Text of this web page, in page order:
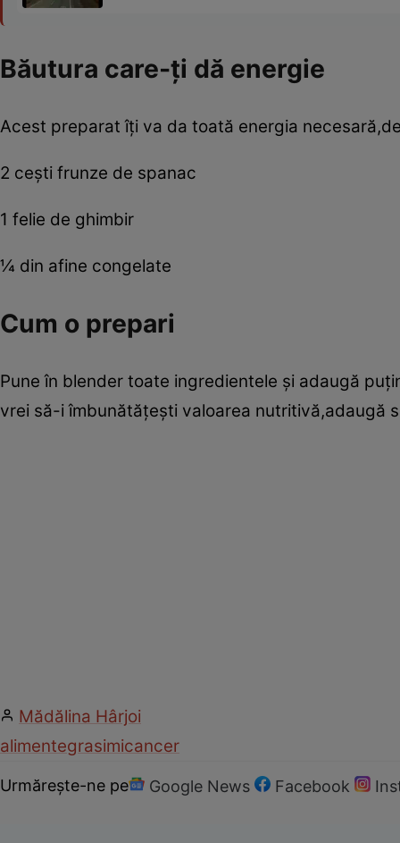
Băutura care-ţi dă energie
Acest preparat îţi va da toată energia
2 ceşti frunze de spanac
1 felie de ghimbir
¼ din afine congelate
Cum o prepari
Pune în blender toate ingredientele şi adaugă
vrei să-i îmbunătăţeşti valoarea nutritivă,adaugă
Mădălina Hârjoi
alimentegrasimicancer
Urmărește-ne pe Google News Facebook